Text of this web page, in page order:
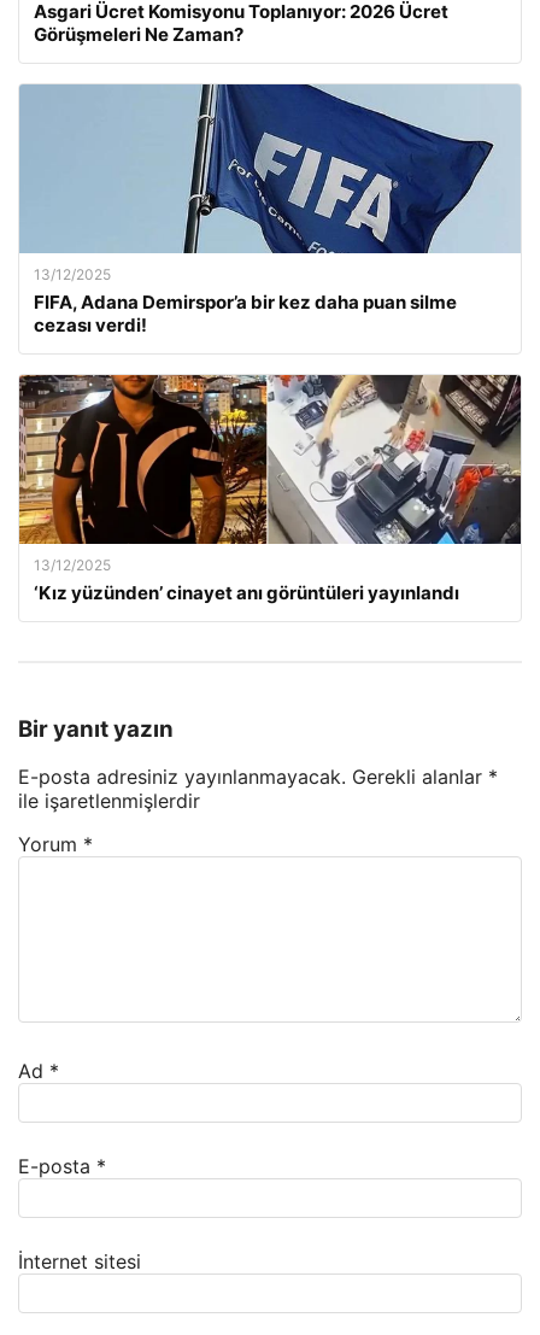
Asgari Ücret Komisyonu Toplanıyor: 2026 Ücret
Görüşmeleri Ne Zaman?
13/12/2025
FIFA, Adana Demirspor’a bir kez daha puan silme
cezası verdi!
13/12/2025
‘Kız yüzünden’ cinayet anı görüntüleri yayınlandı
Bir yanıt yazın
E-posta adresiniz yayınlanmayacak. Gerekli alanlar *
ile işaretlenmişlerdir
Yorum *
Ad *
E-posta *
İnternet sitesi